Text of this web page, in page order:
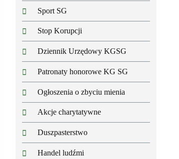
Sport SG
Stop Korupcji
Dziennik Urzędowy KGSG
Patronaty honorowe KG SG
Ogłoszenia o zbyciu mienia
Akcje charytatywne
Duszpasterstwo
Handel ludźmi